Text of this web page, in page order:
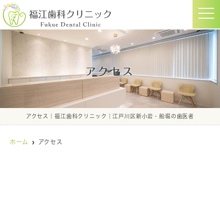
t
o
g
i
i
アクセス
アクセス｜福江歯科クリニック｜江戸川区新小岩・船堀の歯医者
ホーム アクセス